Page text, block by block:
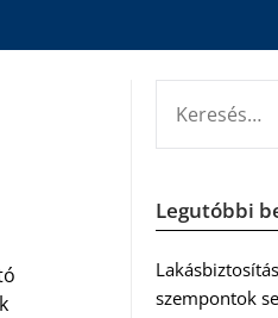
Legutóbbi
szempontok